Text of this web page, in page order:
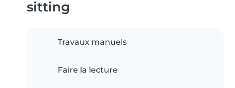
sitting
Travaux manuels
Faire la lecture